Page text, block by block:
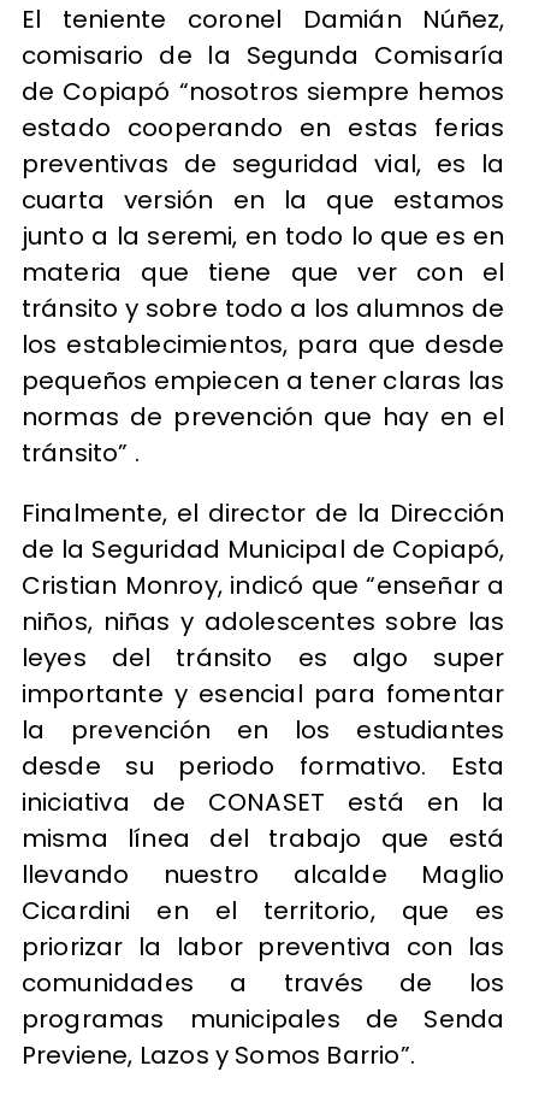
El teniente coronel Damián Núñez,
comisario de la Segunda Comisaría
de Copiapó “nosotros siempre hemos
estado cooperando en estas ferias
preventivas de seguridad vial, es la
cuarta versión en la que estamos
junto a la seremi, en todo lo que es en
materia que tiene que ver con el
tránsito y sobre todo a los alumnos de
los establecimientos, para que desde
pequeños empiecen a tener claras las
normas de prevención que hay en el
tránsito” .
Finalmente, el director de la Dirección
de la Seguridad Municipal de Copiapó,
Cristian Monroy, indicó que “enseñar a
niños, niñas y adolescentes sobre las
leyes del tránsito es algo super
importante y esencial para fomentar
la prevención en los estudiantes
desde su periodo formativo. Esta
iniciativa de CONASET está en la
misma línea del trabajo que está
llevando nuestro alcalde Maglio
Cicardini en el territorio, que es
priorizar la labor preventiva con las
comunidades a través de los
programas municipales de Senda
Previene, Lazos y Somos Barrio”.